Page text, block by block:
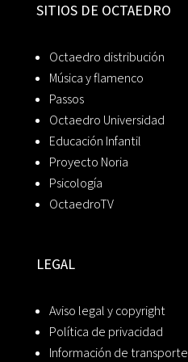
SITIOS DE OCTAEDRO
Octaedro distribución
Música y flamenco
Passos
Octaedro Universidad
Educación Infantil
Proyecto Noria
Psicología
OctaedroTV
LEGAL
Aviso legal y copyright
Política de privacidad
Información de transporte